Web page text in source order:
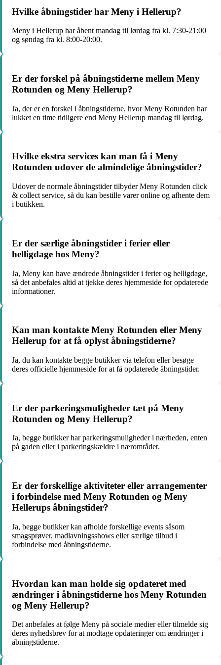
Hvilke åbningstider har Meny i Hellerup?
Meny i Hellerup har åbent mandag til lørdag fra kl. 7:30-21:00
og søndag fra kl. 8:00-20:00.
Er der forskel på åbningstiderne mellem Meny
Rotunden og Meny Hellerup?
Ja, der er en forskel i åbningstiderne, hvor Meny Rotunden har
lukket en time tidligere end Meny Hellerup mandag til lørdag.
Hvilke ekstra services kan man få i Meny
Rotunden udover de almindelige åbningstider?
Udover de normale åbningstider tilbyder Meny Rotunden click
& collect service, så du kan bestille varer online og afhente dem
i butikken.
Er der særlige åbningstider i ferier eller
helligdage hos Meny?
Ja, Meny kan have ændrede åbningstider i ferier og helligdage,
så det anbefales altid at tjekke deres hjemmeside for opdaterede
informationer.
Kan man kontakte Meny Rotunden eller Meny
Hellerup for at få oplyst åbningstiderne?
Ja, du kan kontakte begge butikker via telefon eller besøge
deres officielle hjemmeside for at få opdaterede åbningstider.
Er der parkeringsmuligheder tæt på Meny
Rotunden og Meny Hellerup?
Ja, begge butikker har parkeringsmuligheder i nærheden, enten
på gaden eller i parkeringskældre i nærområdet.
Er der forskellige aktiviteter eller arrangementer
i forbindelse med Meny Rotunden og Meny
Hellerups åbningstider?
Ja, begge butikker kan afholde forskellige events såsom
smagsprøver, madlavningsshows eller særlige tilbud i
forbindelse med åbningstiderne.
Hvordan kan man holde sig opdateret med
ændringer i åbningstiderne hos Meny Rotunden
og Meny Hellerup?
Det anbefales at følge Meny på sociale medier eller tilmelde sig
deres nyhedsbrev for at modtage opdateringer om ændringer i
åbningstiderne.